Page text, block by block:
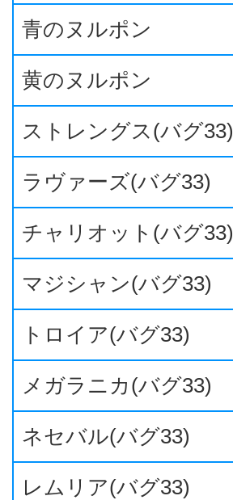
青のヌルポン
黄のヌルポン
ストレングス(バグ33)
ラヴァーズ(バグ33)
チャリオット(バグ33)
マジシャン(バグ33)
トロイア(バグ33)
メガラニカ(バグ33)
ネセバル(バグ33)
レムリア(バグ33)